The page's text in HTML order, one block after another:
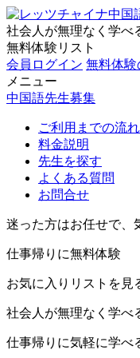
社会人が無理なく学べ
無料体験リスト
会員ログイン 無料体験
メニュー
中国語先生募集
ご利用までの流れ
料金説明
先生を探す
よくある質問
お問合せ
迷った方はお任せで、
仕事帰りに無料体験
お気に入りリストを見
社会人が無理なく学べ
仕事帰りに気軽に学べ